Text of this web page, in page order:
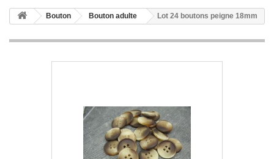
Bouton Bouton adulte Lot 24 boutons peigne 18mm